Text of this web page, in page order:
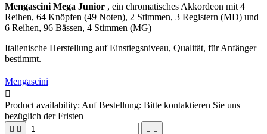
Mengascini Mega Junior , ein chromatisches Akkordeon mit 4
Reihen, 64 Knöpfen (49 Noten), 2 Stimmen, 3 Registern (MD) und
6 Reihen, 96 Bässen, 4 Stimmen (MG)
Italienische Herstellung auf Einstiegsniveau, Qualität, für Anfänger
bestimmt.
Mengascini

Product availability: Auf Bestellung: Bitte kontaktieren Sie uns
bezüglich der Fristen
   